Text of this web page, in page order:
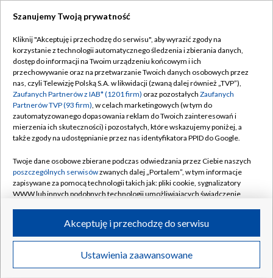
TVP
Abonament TVP
Emisja w TVP
Centrum informacji TVP
Naziemna Telewizja Cyfrowa
Rada Programowa
System NOS
Informacje o nadawcy
Program dla prasy
Ogłoszenie przetargowe
Regulamin TVP
Polityka prywatności
Moje zgody
Pomoc
Kontakt
Kanały
©2026 Telewizja Polska S.A. w likwidacji
Szanujemy Twoją prywatność
Kliknij "Akceptuję i przechodzę do serwisu", aby wyrazić zgody na
korzystanie z technologii automatycznego śledzenia i zbierania danych,
dostęp do informacji na Twoim urządzeniu końcowym i ich
przechowywanie oraz na przetwarzanie Twoich danych osobowych przez
nas, czyli Telewizję Polską S.A. w likwidacji (zwaną dalej również „TVP”),
Zaufanych Partnerów z IAB* (1201 firm) oraz pozostałych Zaufanych
Partnerów TVP (93 firm), w celach marketingowych (w tym do
zautomatyzowanego dopasowania reklam do Twoich zainteresowań i
mierzenia ich skuteczności) i pozostałych, które wskazujemy poniżej, a
także zgody na udostępnianie przez nas identyfikatora PPID do Google.
Twoje dane osobowe zbierane podczas odwiedzania przez Ciebie naszych
poszczególnych serwisówzwanych dalej „Portalem”, w tym informacje
zapisywane za pomocą technologii takich jak: pliki cookie, sygnalizatory
WWW lub innych podobnych technologii umożliwiających świadczenie
ruchu w Internecie.
Twoje dane osobowe zbierane podczas odwiedzania przez Ciebie
poszczególnych serwisówna Portalu, takie jak adresy IP, identyfikatory
Ustawienia zaawansowane
Akceptuję i przechodzę do serwisu